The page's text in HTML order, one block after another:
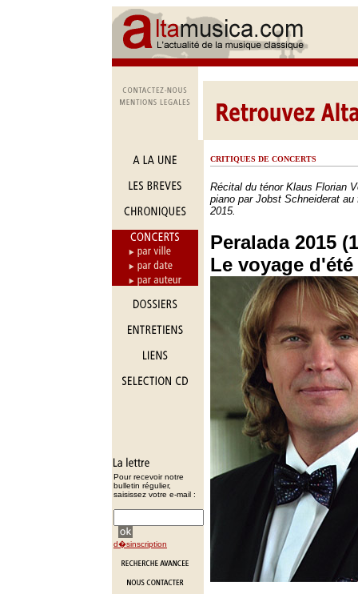
Pour recevoir notre
bulletin régulier,
saisissez votre e-mail :
d�sinscription
CRITIQUES DE CONCERTS
Récital du ténor Klaus Florian
piano par Jobst Schneiderat
2015.
Peralada 2015
Le voyage d'été